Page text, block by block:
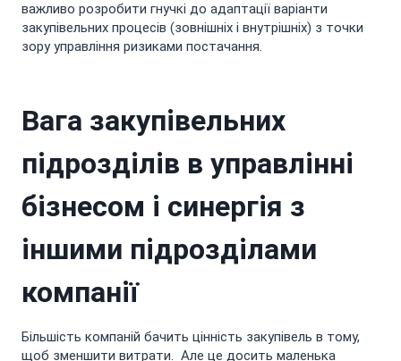
важливо розробити гнучкі до адаптації варіанти
закупівельних процесів (зовнішніх і внутрішніх) з точки
зору управління ризиками постачання.
Вага закупівельних
підрозділів в управлінні
бізнесом і синергія з
іншими підрозділами
компанії
Більшість компаній бачить цінність закупівель в тому,
щоб зменшити витрати. Але це досить маленька